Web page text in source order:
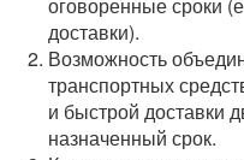
доставки).
Возможность
транспортных
и быстрой доставки
назначенный срок.